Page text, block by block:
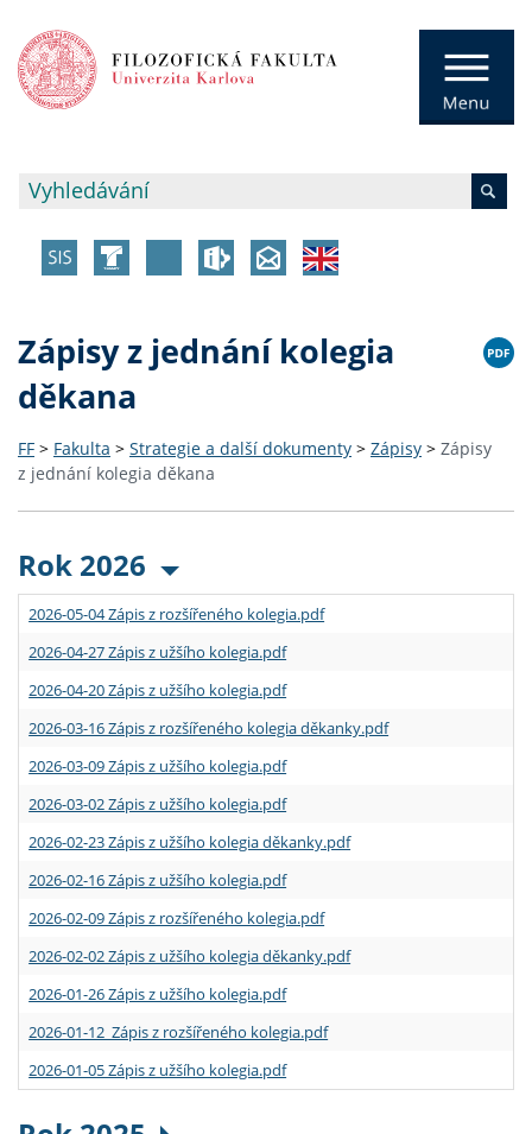
Zápisy z jednání kolegia
děkana
FF > Fakulta > Strategie a další dokumenty > Zápisy > Zápisy
z jednání kolegia děkana
Rok 2026
2026-05-04 Zápis z rozšířeného kolegia.pdf
2026-04-27 Zápis z užšího kolegia.pdf
2026-04-20 Zápis z užšího kolegia.pdf
2026-03-16 Zápis z rozšířeného kolegia děkanky.pdf
2026-03-09 Zápis z užšího kolegia.pdf
2026-03-02 Zápis z užšího kolegia.pdf
2026-02-23 Zápis z užšího kolegia děkanky.pdf
2026-02-16 Zápis z užšího kolegia.pdf
2026-02-09 Zápis z rozšířeného kolegia.pdf
2026-02-02 Zápis z užšího kolegia děkanky.pdf
2026-01-26 Zápis z užšího kolegia.pdf
2026-01-12 Zápis z rozšířeného kolegia.pdf
2026-01-05 Zápis z užšího kolegia.pdf